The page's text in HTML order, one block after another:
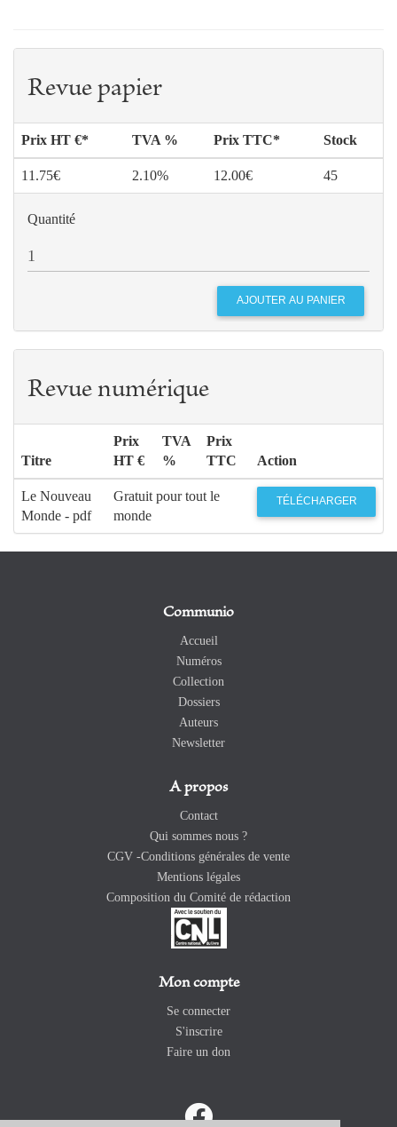
Revue papier
Prix HT €* TVA % Prix TTC* Stock
11.75€ 2.10% 12.00€ 45
Quantité
Revue numérique
Titre
Prix
HT €
TVA
%
Prix
TTC
Action
Le Nouveau
Monde - pdf
Gratuit pour tout le
monde
TÉLÉCHARGER
Communio
Accueil
Numéros
Collection
Dossiers
Auteurs
Newsletter
A propos
Contact
Qui sommes nous ?
CGV -Conditions générales de vente
Mentions légales
Composition du Comité de rédaction
Mon compte
Se connecter
S'inscrire
Faire un don